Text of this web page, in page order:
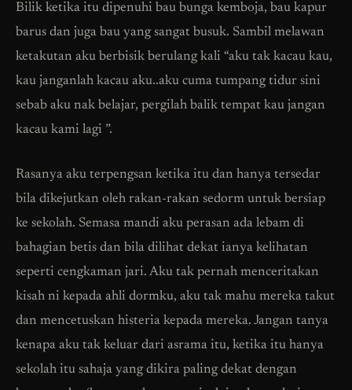
Bilik ketika itu dipenuhi bau bunga kemboja, bau kapur
barus dan juga bau yang sangat busuk. Sambil melawan
ketakutan aku berbisik berulang kali “aku tak kacau kau,
kau janganlah kacau aku..aku cuma tumpang tidur sini
sebab aku nak belajar, pergilah balik tempat kau jangan
kacau kami lagi ”.
Rasanya aku terpengsan ketika itu dan hanya tersedar
bila dikejutkan oleh rakan-rakan sedorm untuk bersiap
ke sekolah. Semasa mandi aku perasan ada lebam di
bahagian betis dan bila dilihat dekat ianya kelihatan
seperti cengkaman jari. Aku tak pernah menceritakan
kisah ni kepada ahli dormku, aku tak mahu mereka takut
dan mencetuskan histeria kepada mereka. Jangan tanya
kenapa aku tak keluar dari asrama itu, ketika itu hanya
sekolah itu sahaja yang dikira paling dekat dengan